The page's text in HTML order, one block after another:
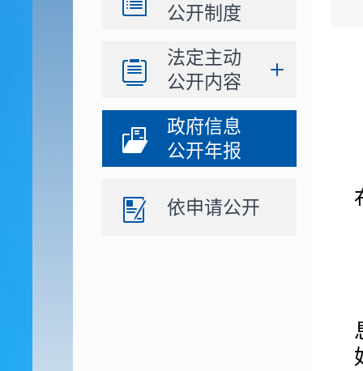
公开制度
法定主动
公开内容
政府信息
公开年报
依申请公开